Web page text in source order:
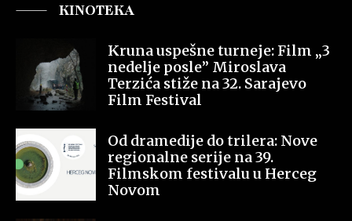
KINOTEKA
Kruna uspešne turneje: Film „3
nedelje posle” Miroslava
Terzića stiže na 32. Sarajevo
Film Festival
Od dramedije do trilera: Nove
regionalne serije na 39.
Filmskom festivalu u Herceg
Novom